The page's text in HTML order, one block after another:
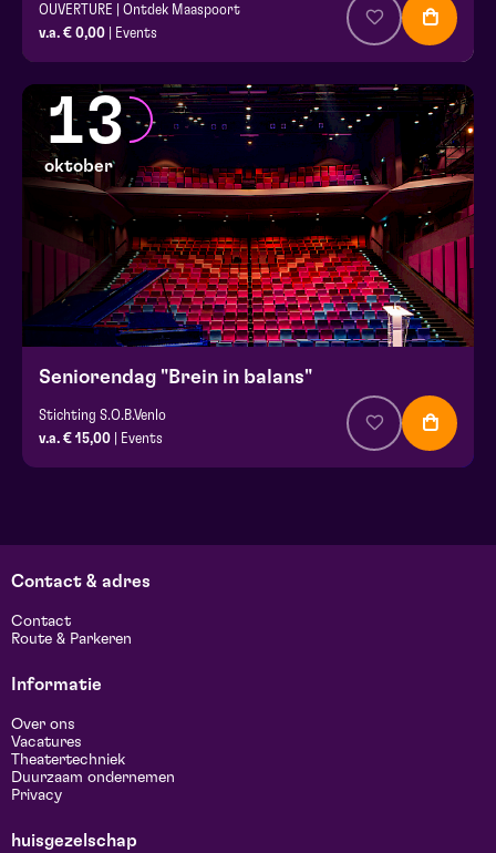
OUVERTURE | Ontdek Maaspoort
v.a. € 0,00 | Events
13
oktober
Seniorendag "Brein in balans"
Stichting S.O.B.Venlo
v.a. € 15,00 | Events
Contact & adres
Contact
Route & Parkeren
Informatie
Over ons
Vacatures
Theatertechniek
Duurzaam ondernemen
Privacy
huisgezelschap